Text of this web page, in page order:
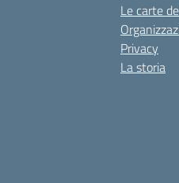
Le carte
Privacy
La storia